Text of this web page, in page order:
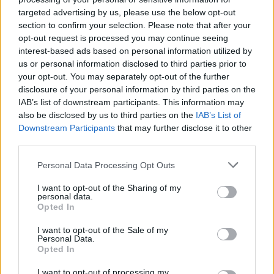
targeted advertising by us, please use the below opt-out
section to confirm your selection. Please note that after your
opt-out request is processed you may continue seeing
interest-based ads based on personal information utilized by
us or personal information disclosed to third parties prior to
your opt-out. You may separately opt-out of the further
disclosure of your personal information by third parties on the
IAB’s list of downstream participants. This information may
also be disclosed by us to third parties on the IAB’s List of
Downstream Participants that may further disclose it to other
Personal Data Processing Opt Outs
I want to opt-out of the Sharing of my
personal data.
Opted In
I want to opt-out of the Sale of my
Personal Data.
Opted In
planetin deri në fund të
vitit, do sjellë tronditje
ekonomike botërore, mot
ekstrem dhe rritje të
çmimeve të ushqimeve
për vendosjen kamerave
inteligjente, por kush e
garanton sigurinë?!
Prindër dhe ekspertë të
alarmuar për rrezikun e
mundshëm kibernetik
Vrau 2 vëllezër shqiptarë
në Patos e një vajzë në
Belgjikë, ekstradohet nga
SHBA, Sokol Hoxha
FOTOT/ Ronaldo zbulon
koleksionin luksoz të
makinave me vlerë
dhjetëra miliona euro: